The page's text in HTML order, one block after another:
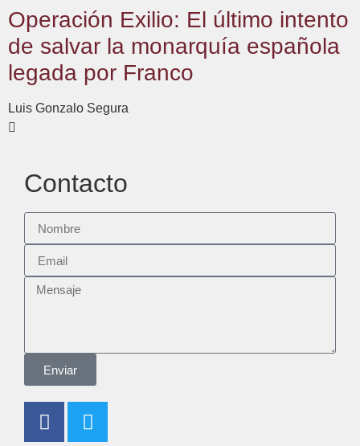
Operación Exilio: El último intento
de salvar la monarquía española
legada por Franco
Luis Gonzalo Segura
Contacto
Enviar